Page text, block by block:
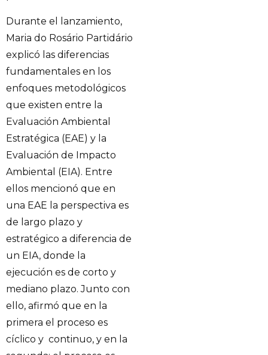
Durante el lanzamiento,
Maria do Rosário Partidário
explicó las diferencias
fundamentales en los
enfoques metodológicos
que existen entre la
Evaluación Ambiental
Estratégica (EAE) y la
Evaluación de Impacto
Ambiental (EIA). Entre
ellos mencionó que en
una EAE la perspectiva es
de largo plazo y
estratégico a diferencia de
un EIA, donde la
ejecución es de corto y
mediano plazo. Junto con
ello, afirmó que en la
primera el proceso es
cíclico y continuo, y en la